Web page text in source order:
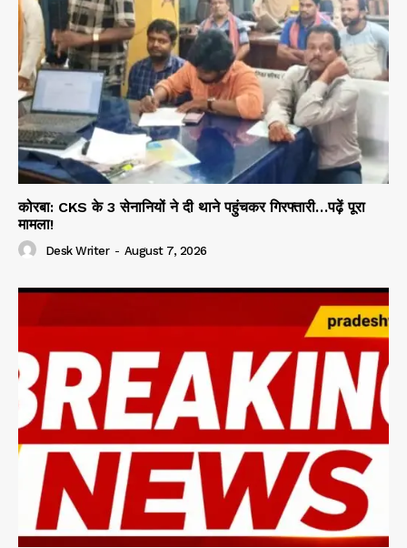
कोरबा: CKS के 3 सेनानियों ने दी थाने पहुंचकर गिरफ्तारी…पढ़ें पूरा
मामला!
Desk Writer - August 7, 2026